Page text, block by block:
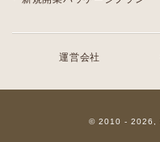
運営会社
© 2010 - 2026,